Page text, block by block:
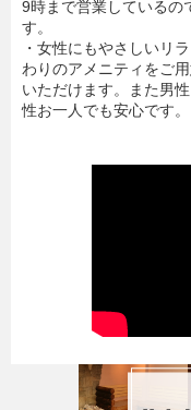
9時まで営業しているの
す。
・女性にもやさしいリ
わりのアメニティをご
いただけます。また男
性お一人でも安心です。